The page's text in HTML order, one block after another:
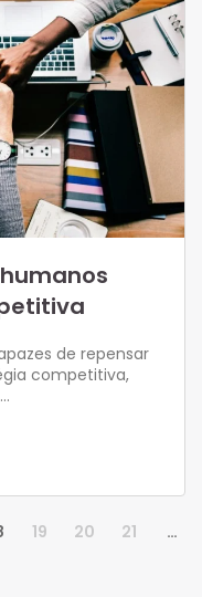
de repensar
competitiva,
19 20 21
…